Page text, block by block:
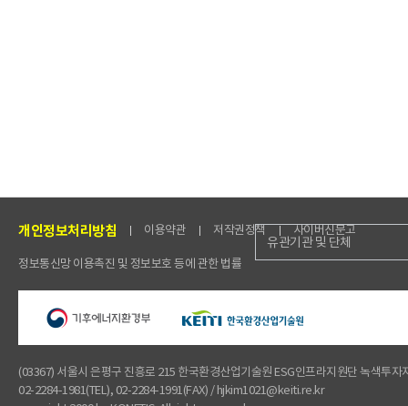
개인정보처리방침 이용약관 저작권정책 사이버신문고
정보통신망 이용촉진 및 정보보호 등에 관한 법률
유관기관 및 단체
(03367) 서울시 은평구 진흥로 215 한국환경산업기술원 ESG인프라지원단 녹색투자
02-2284-1981(TEL), 02-2284-1991(FAX) / hjkim1021@keiti.re.kr